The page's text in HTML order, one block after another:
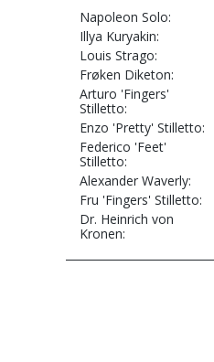
Napoleon Solo
Illya Kuryakin
Louis Strago
Frøken Diketon
Arturo 'Fingers'
Stilletto
Enzo 'Pretty' Stilletto
Federico 'Feet'
Stilletto
Alexander Waverly
Fru 'Fingers' Stilletto
Dr. Heinrich von
Kronen